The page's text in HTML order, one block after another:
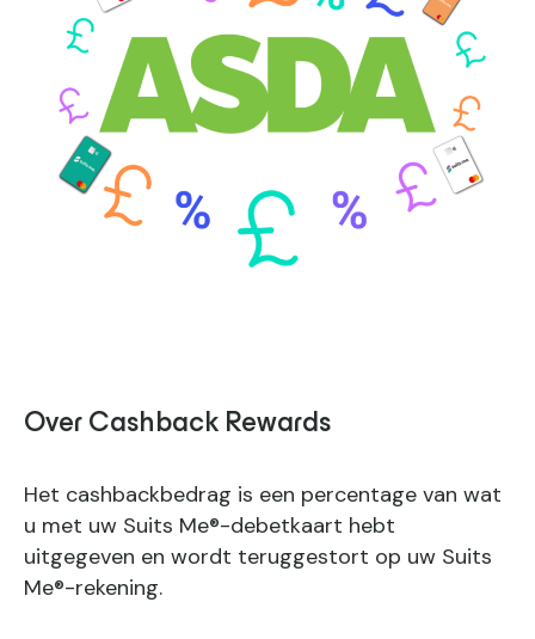
Over Cashback Rewards
Het cashbackbedrag is een percentage van wat
u met uw Suits Me®-debetkaart hebt
uitgegeven en wordt teruggestort op uw Suits
Me®-rekening.